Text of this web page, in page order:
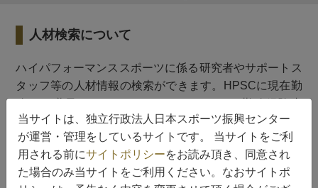
人材検索について
ハイパフォーマンススポーツに係る研究者やサポートス
タッフ等の人材情報の検索ができます。HPSCに現在勤
（HPSC OB/OG）、HPSCの各種事業における協力者
（HPSC事業協力者）のカテゴリーに分けております。
人材データベースへのご登録はHPSCからご依頼させて
頂いた方のみとしております。
当サイトは、独立行政法人日本スポーツ振興センター
が運営・管理をしているサイトです。 当サイトをご利
用される前にサイトポリシーをお読み頂き、同意され
た場合のみ当サイトをご利用ください。なおサイトポ